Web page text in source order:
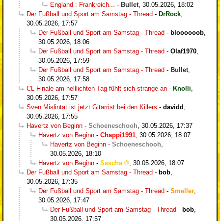
England : Frankreich...
- Bullet 30.05.2026, 18:02
Der Fußball und Sport am Samstag - Thread - DrRock
30.05.2026, 17:57
Der Fußball und Sport am Samstag - Thread - bloooooob
30.05.2026, 18:06
Der Fußball und Sport am Samstag - Thread - Olaf1970
30.05.2026, 17:59
Der Fußball und Sport am Samstag - Thread - Bullet
30.05.2026, 17:58
CL Finale am helllichten Tag fühlt sich strange an - Knolli
30.05.2026, 17:57
Sven Mislintat ist jetzt Gitarrist bei den Killers - davidd
30.05.2026, 17:55
Havertz von Beginn - Schoeneschooh 30.05.2026, 17:37
Havertz von Beginn - Chappi1991 30.05.2026, 18:07
Havertz von Beginn - Schoeneschooh
30.05.2026, 18:10
Havertz von Beginn - Sascha
30.05.2026, 18:07
Der Fußball und Sport am Samstag - Thread - bob
30.05.2026, 17:35
Der Fußball und Sport am Samstag - Thread - Smeller
30.05.2026, 17:47
Der Fußball und Sport am Samstag - Thread - bob
30.05.2026, 17:57